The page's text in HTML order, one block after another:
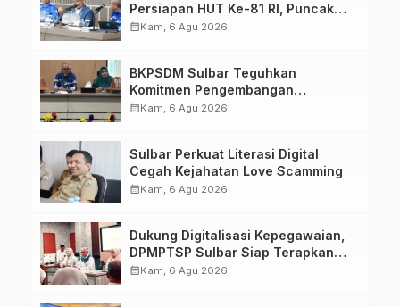
Persiapan HUT Ke-81 RI, Puncak
Upacara di Lapangan Ahmad
calendar_monthKam, 6 Agu 2026
BKPSDM Sulbar Teguhkan
Komitmen Pengembangan
Kompetensi ASN melalui
calendar_monthKam, 6 Agu 2026
Sulbar Perkuat Literasi Digital
Cegah Kejahatan Love Scamming
calendar_monthKam, 6 Agu 2026
Dukung Digitalisasi Kepegawaian,
DPMPTSP Sulbar Siap Terapkan
Aplikasi FLEKSI ASN
calendar_monthKam, 6 Agu 2026